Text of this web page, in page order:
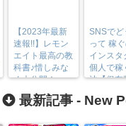
【2023年最新
速報!!】レモン
エイト最高の教
科書♪惜しみな
く大公開！
SNSでど
って 稼
インスタ
個人で稼
法【保存
最新記事 - New